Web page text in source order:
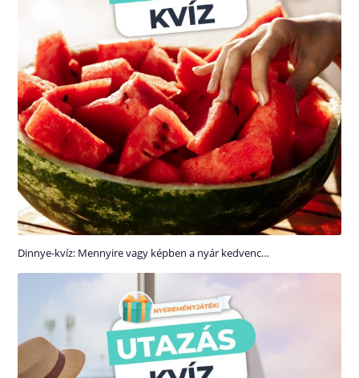
Dinnye-kvíz: Mennyire vagy képben a nyár kedvenc…